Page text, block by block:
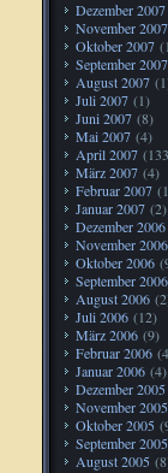
Dezember 2007
November 2007
Oktober 2007
September 2007
August 2007
Juli 2007 (1)
Juni 2007 (8)
Mai 2007 (4)
April 2007
März 2007 (4)
Februar 2007
Januar 2007 (2)
Dezember 2006
November 2006
Oktober 2006
September 2006
August 2006
Juli 2006 (12)
März 2006 (9)
Februar 2006
Januar 2006 (4)
Dezember 2005
November 2005
Oktober 2005
September 2005
August 2005